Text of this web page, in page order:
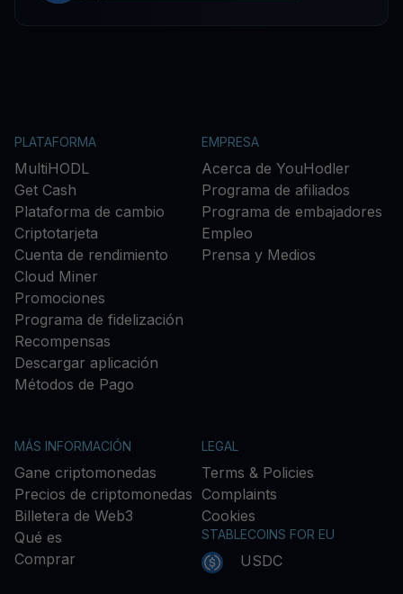
PLATAFORMA
MultiHODL
Get Cash
Plataforma de cambio
Criptotarjeta
Cuenta de rendimiento
Cloud Miner
Promociones
Programa de fidelización
Recompensas
Descargar aplicación
Métodos de Pago
EMPRESA
Acerca de YouHodler
Programa de afiliados
Programa de embajadores
Empleo
Prensa y Medios
MÁS INFORMACIÓN
Gane criptomonedas
Precios de criptomonedas
Billetera de Web3
Qué es
Comprar
LEGAL
Terms & Policies
Complaints
Cookies
STABLECOINS FOR EU
USDC